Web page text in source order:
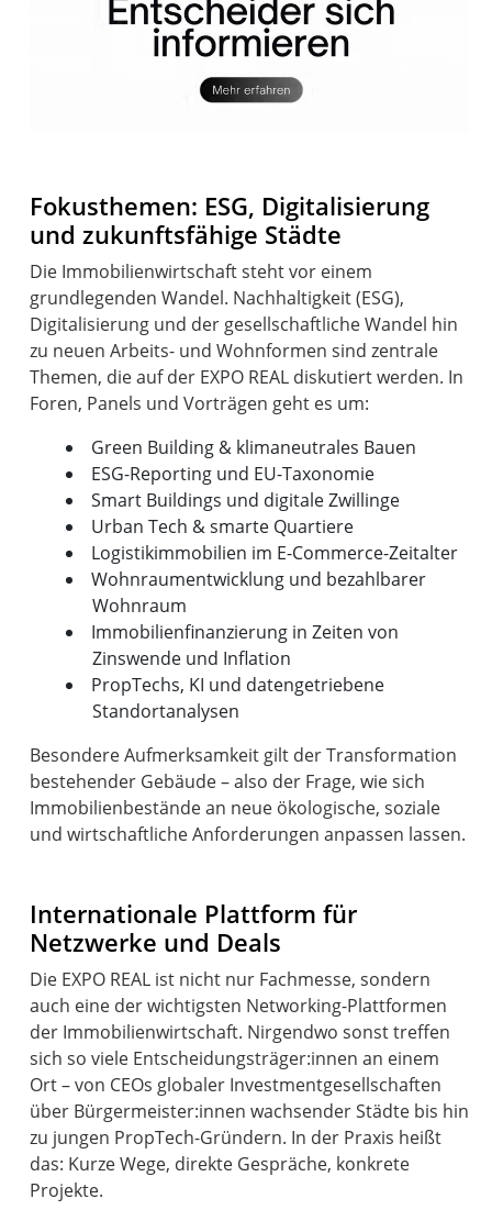
Fokusthemen: ESG, Digitalisierung
und zukunftsfähige Städte
Die Immobilienwirtschaft steht vor einem
grundlegenden Wandel. Nachhaltigkeit (ESG),
Digitalisierung und der gesellschaftliche Wandel hin
zu neuen Arbeits- und Wohnformen sind zentrale
Themen, die auf der EXPO REAL diskutiert werden. In
Green Building & klimaneutrales Bauen
ESG-Reporting und EU-Taxonomie
Smart Buildings und digitale Zwillinge
Urban Tech & smarte Quartiere
Logistikimmobilien im E-Commerce-Zeitalter
Wohnraumentwicklung und bezahlbarer
Wohnraum
Immobilienfinanzierung in Zeiten von
Zinswende und Inflation
PropTechs, KI und datengetriebene
Standortanalysen
Besondere Aufmerksamkeit gilt der Transformation
bestehender Gebäude – also der Frage, wie sich
Immobilienbestände an neue ökologische, soziale
und wirtschaftliche Anforderungen anpassen lassen.
Internationale Plattform für
Netzwerke und Deals
Die EXPO REAL ist nicht nur Fachmesse, sondern
auch eine der wichtigsten Networking-Plattformen
der Immobilienwirtschaft. Nirgendwo sonst treffen
sich so viele Entscheidungsträger:innen an einem
Ort – von CEOs globaler Investmentgesellschaften
über Bürgermeister:innen wachsender Städte bis hin
zu jungen PropTech-Gründern. In der Praxis heißt
das: Kurze Wege, direkte Gespräche, konkrete
Projekte.